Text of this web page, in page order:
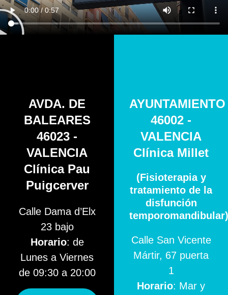
AVDA. DE
BALEARES
46023 -
VALENCIA
Clínica Pau
Puigcerver
Calle Dama d’Elx
23 bajo
Horario: de
Lunes a Viernes
de 09:30 a 20:00
AYUNTAMIENTO
46002 -
VALENCIA
Clínica Millet
(Fisioterapia y
tratamiento de la
disfunción
temporomandibular)
Calle San Vicente
Mártir, 67 puerta
1
Horario: Mar y